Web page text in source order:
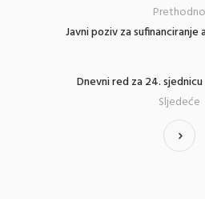
Javni poziv za
Prethodno
Dnevni red za 24.
Sljedeće